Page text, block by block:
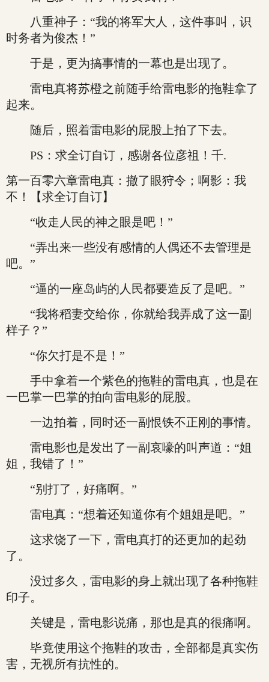
八重神子：“我的将军大人，这件事叫，识
时务者为俊杰！”
于是，更为搞事情的一幕也是出现了。
雷电真将苏橙之前随手给雷电影的拖鞋拿了
起来。
随后，照着雷电影的屁股上拍了下去。
PS：求全订自订，感谢各位彦祖！千.
第一百零六章雷电真：撤了眼狩令；啊影：我
不！【求全订自订】
“收走人民的神之眼是吧！”
“弄出来一些没有感情的人偶还不去管理是
吧。”
“逼的一座岛屿的人民都要造反了是吧。”
“我将稻妻交给你，你就给我弄成了这一副
样子？”
“你欠打是不是！”
手中拿着一个紫色的拖鞋的雷电真，也是在
一巴掌一巴掌的拍向雷电影的屁股。
一边拍着，同时还一副恨铁不正刚的事情。
雷电影也是发出了一副哀嚎的叫声道：“姐
姐，我错了！”
“别打了，好痛啊。”
雷电真：“想着还知道你有个姐姐是吧。”
这求饶了一下，雷电真打的还更加的起劲
了。
没过多久，雷电影的身上就出现了各种拖鞋
印子。
关键是，雷电影说痛，那也是真的很痛啊。
毕竟使用这个拖鞋的攻击，全部都是真实伤
害，无视所有抗性的。